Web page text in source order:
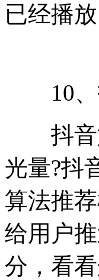
已经播
10、
抖音如
光量?抖
算法推
给用户
分，看